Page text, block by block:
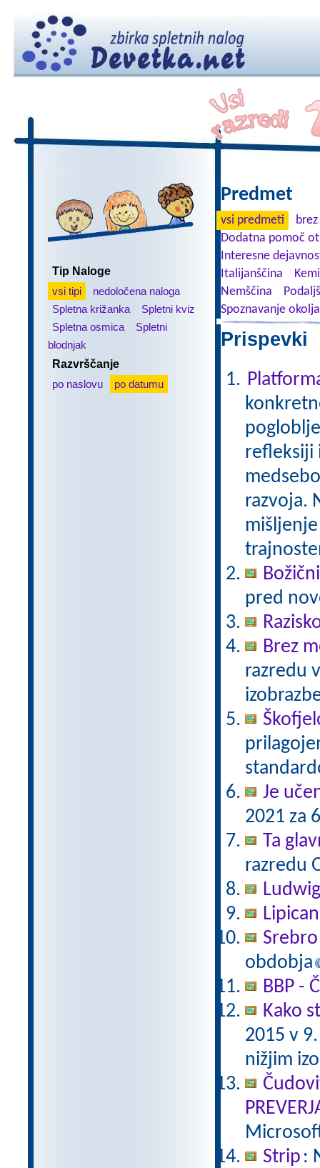
Tip Naloge
vsi tipi
nedoločena naloga
Spletna križanka
Spletni kviz
Spletna osmica
Spletni
blodnjak
Razvrščanje
po naslovu
po datumu
Predmet
vsi predmeti
Dodatna pomoč
Interesne
Italijanščina
Nemščina
Spoznavanje okolja
Prispevki
refleksiji
razvoja.
pred
Brez
razredu
Je
2021 za
Ta
razredu
obdobja
BBP -
Kako
2015 v
nižjim
Strip :